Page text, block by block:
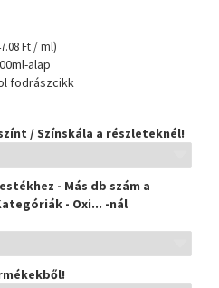
Ft / ml)
alap
fodrászcikk
/ Színskála a részleteknél!
- Más db szám a
- Oxi... -nál